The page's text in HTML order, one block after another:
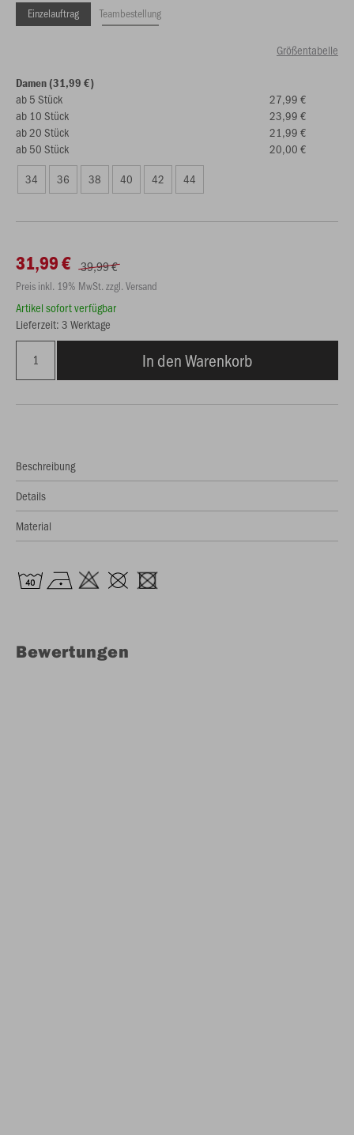
Einzelauftrag Teambestellung
Größentabelle
Damen (31,99 €)
ab 5 Stück
27,99 €
ab 10 Stück
23,99 €
ab 20 Stück
21,99 €
ab 50 Stück
20,00 €
34
36 38 40 42 44
31,99 € 39,99 €
Preis inkl. 19% MwSt. zzgl. Versand
Artikel sofort verfügbar
Lieferzeit: 3 Werktage
In den Warenkorb
Beschreibung
Details
Material
Bewertungen